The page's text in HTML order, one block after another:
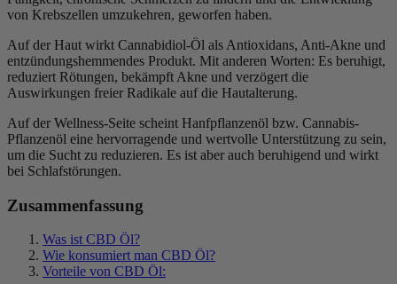
von Krebszellen umzukehren, geworfen haben.
Auf der Haut wirkt Cannabidiol-Öl als Antioxidans, Anti-Akne und
entzündungshemmendes Produkt. Mit anderen Worten: Es beruhigt,
reduziert Rötungen, bekämpft Akne und verzögert die
Auswirkungen freier Radikale auf die Hautalterung.
Auf der Wellness-Seite scheint Hanfpflanzenöl bzw. Cannabis-
Pflanzenöl eine hervorragende und wertvolle Unterstützung zu sein,
um die Sucht zu reduzieren. Es ist aber auch beruhigend und wirkt
bei Schlafstörungen.
Zusammenfassung
Was ist CBD Öl?
Wie konsumiert man CBD Öl?
Vorteile von CBD Öl: